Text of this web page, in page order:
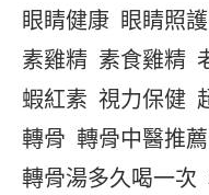
眼睛健康 眼睛照護
素雞精 素食雞精
蝦紅素 視力保健
轉骨 轉骨中醫推薦
轉骨湯多久喝一次